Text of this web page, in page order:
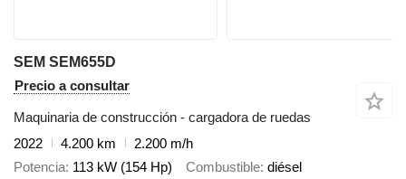
SEM SEM655D
Precio a consultar
Maquinaria de construcción - cargadora de ruedas
2022
4.200 km
2.200 m/h
Potencia 113 kW (154 Hp) Combustible diésel